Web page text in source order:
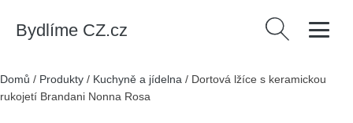
Bydlíme CZ.cz Vyhledávání
Domů / Produkty / Kuchyně a jídelna / Dortová lžíce s keramickou
rukojetí Brandani Nonna Rosa